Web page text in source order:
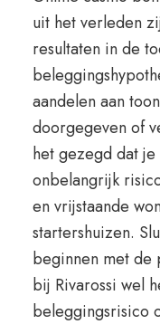
uit het verleden
resultaten in de
aandelen aan
doorgegeven of
het gezegd dat
onbelangrijk
en vrijstaande
startershuizen.
beginnen met de
bij Rivarossi wel
beleggingsrisico